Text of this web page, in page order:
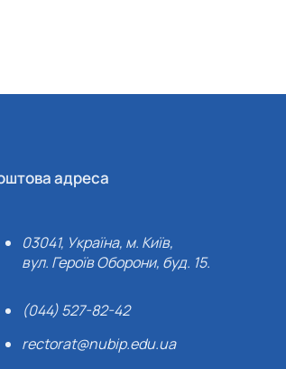
адреса
03041, Україна, м. Київ,
вул. Героїв Оборони, буд. 15.
(044) 527-82-42
rectorat@nubip.edu.ua